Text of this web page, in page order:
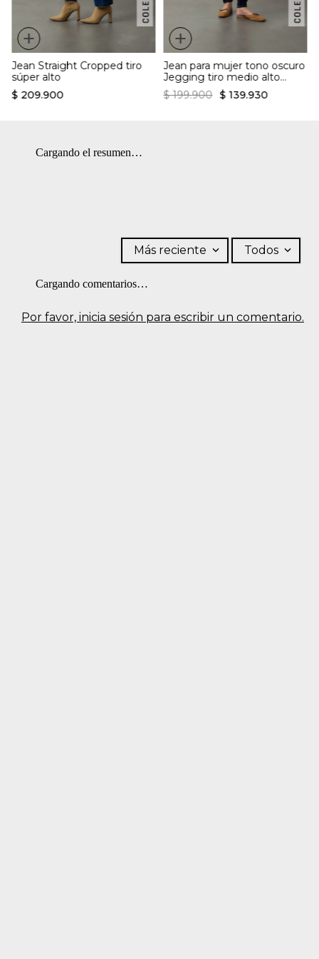
+
Jean Straight Cropped tiro
súper alto
$ 209.900
+
Jean para mujer tono oscuro
Jegging tiro medio alto
Anna infaltable
$ 199.900 $ 139.930
Cargando el resumen…
Por favor, inicia sesión para escribir un comentario.
Más reciente Todos
Cargando comentarios…